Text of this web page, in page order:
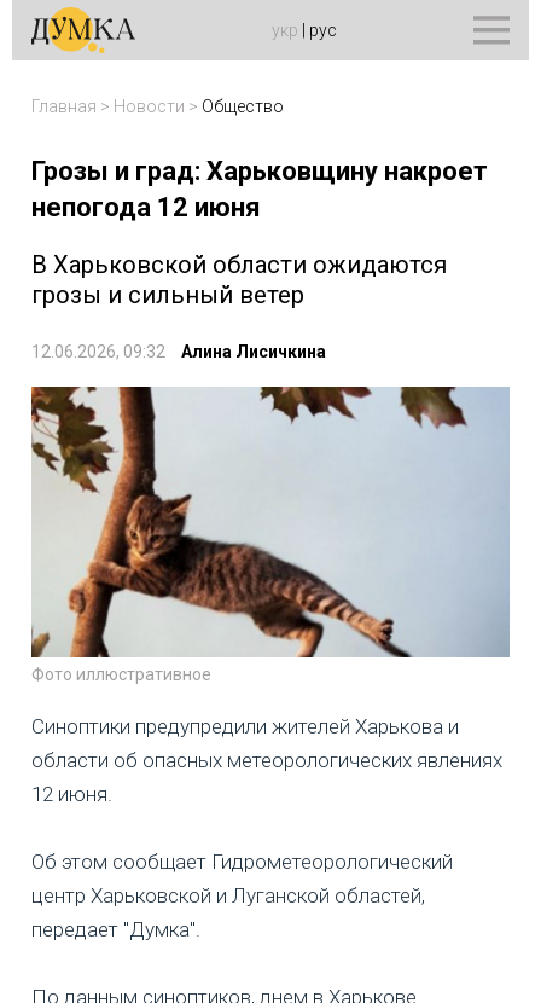
укр рус
Главная > Новости > Общество
Грозы и град: Харьковщину накроет
непогода 12 июня
В Харьковской области ожидаются
грозы и сильный ветер
12.06.2026, 09:32 Алина Лисичкина
Фото иллюстративное
Синоптики предупредили жителей Харькова и
области об опасных метеорологических явлениях
12 июня.
Об этом сообщает Гидрометеорологический
центр Харьковской и Луганской областей,
передает "Думка".
По данным синоптиков, днем в Харькове